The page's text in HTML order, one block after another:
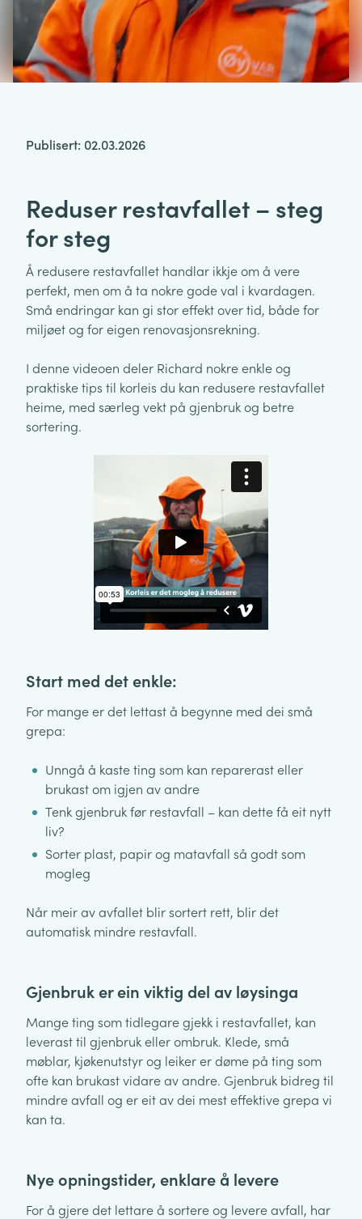
Publisert: 02.03.2026
Reduser restavfallet – steg
for steg
Å redusere restavfallet handlar ikkje om å vere
perfekt, men om å ta nokre gode val i kvardagen.
Små endringar kan gi stor effekt over tid, både for
miljøet og for eigen renovasjonsrekning.
I denne videoen deler Richard nokre enkle og
praktiske tips til korleis du kan redusere restavfallet
heime, med særleg vekt på gjenbruk og betre
sortering.
Start med det enkle:
For mange er det lettast å begynne med dei små
grepa:
Unngå å kaste ting som kan reparerast eller
brukast om igjen av andre
Tenk gjenbruk før restavfall – kan dette få eit nytt
liv?
Sorter plast, papir og matavfall så godt som
mogleg
Når meir av avfallet blir sortert rett, blir det
automatisk mindre restavfall.
Gjenbruk er ein viktig del av løysinga
Mange ting som tidlegare gjekk i restavfallet, kan
leverast til gjenbruk eller ombruk. Klede, små
møblar, kjøkenutstyr og leiker er døme på ting som
ofte kan brukast vidare av andre. Gjenbruk bidreg til
mindre avfall og er eit av dei mest effektive grepa vi
kan ta.
Nye opningstider, enklare å levere
For å gjere det lettare å sortere og levere avfall, har